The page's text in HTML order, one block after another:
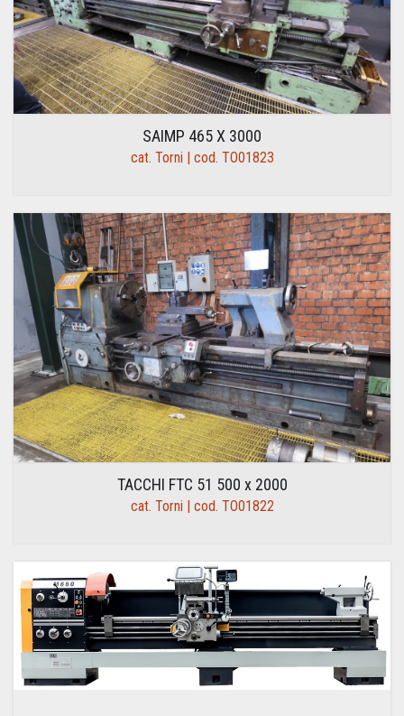
SAIMP 465 X 3000
cat. Torni | cod. TO01823
TACCHI FTC 51 500 x 2000
cat. Torni | cod. TO01822